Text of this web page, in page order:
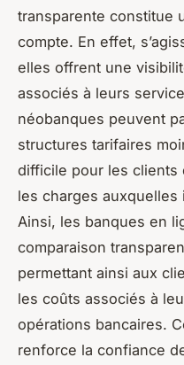
transparente constitue
compte. En effet,
elles offrent une
associés à leurs
néobanques peuvent
structures tarifaires
difficile pour les clients
les charges
Ainsi, les banques en
comparaison
permettant ainsi aux
les coûts associés à
opérations bancaires.
renforce la confiance